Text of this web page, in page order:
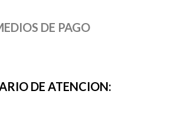
DE PAGO
DE ATENCION: